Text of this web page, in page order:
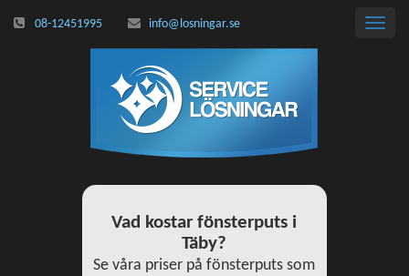
08-12451995 info@losningar.se
Vad kostar fönsterputs i
Täby?
Se våra priser på fönsterputs som